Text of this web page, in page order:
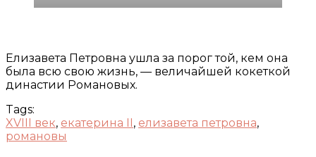
Елизавета Петровна ушла за порог той, кем она
была всю свою жизнь, — величайшей кокеткой
династии Романовых.
Tags:
XVIII век, екатерина II, елизавета петровна,
романовы